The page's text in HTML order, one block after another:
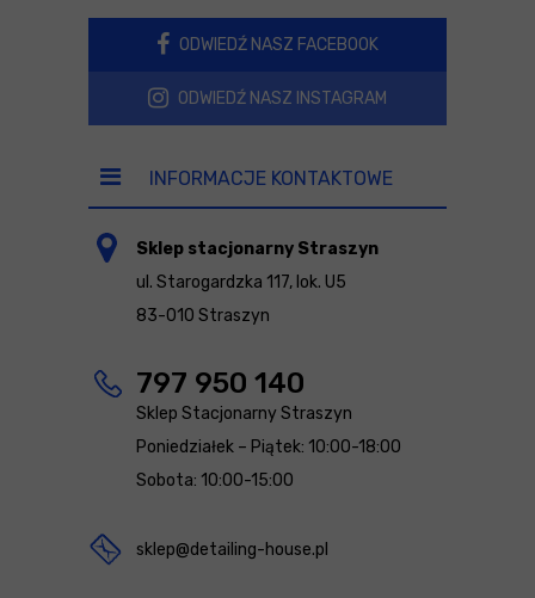
ODWIEDŹ NASZ FACEBOOK
ODWIEDŹ NASZ INSTAGRAM
INFORMACJE KONTAKTOWE
Sklep stacjonarny Straszyn
ul. Starogardzka 117, lok. U5
83-010 Straszyn
797 950 140
Sklep Stacjonarny Straszyn
Poniedziałek – Piątek: 10:00-18:00
Sobota: 10:00-15:00
sklep@detailing-house.pl